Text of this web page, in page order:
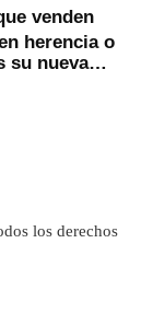
venden
herencia o
su nueva
los derechos